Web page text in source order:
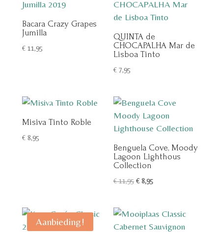
Bacara Crazy Grapes
Jumilla
€11,95
QUINTA de
CHOCAPALHA Mar de
Lisboa Tinto
€ 7,95
Misiva Tinto Roble
€8,95
Benguela Cove, Moody
Lagoon Lighthous
Collection
€11,95 Oorspronkelijke
€ 11,95.
€ 8,95Huidige
€ 8,95.
Aanbieding!